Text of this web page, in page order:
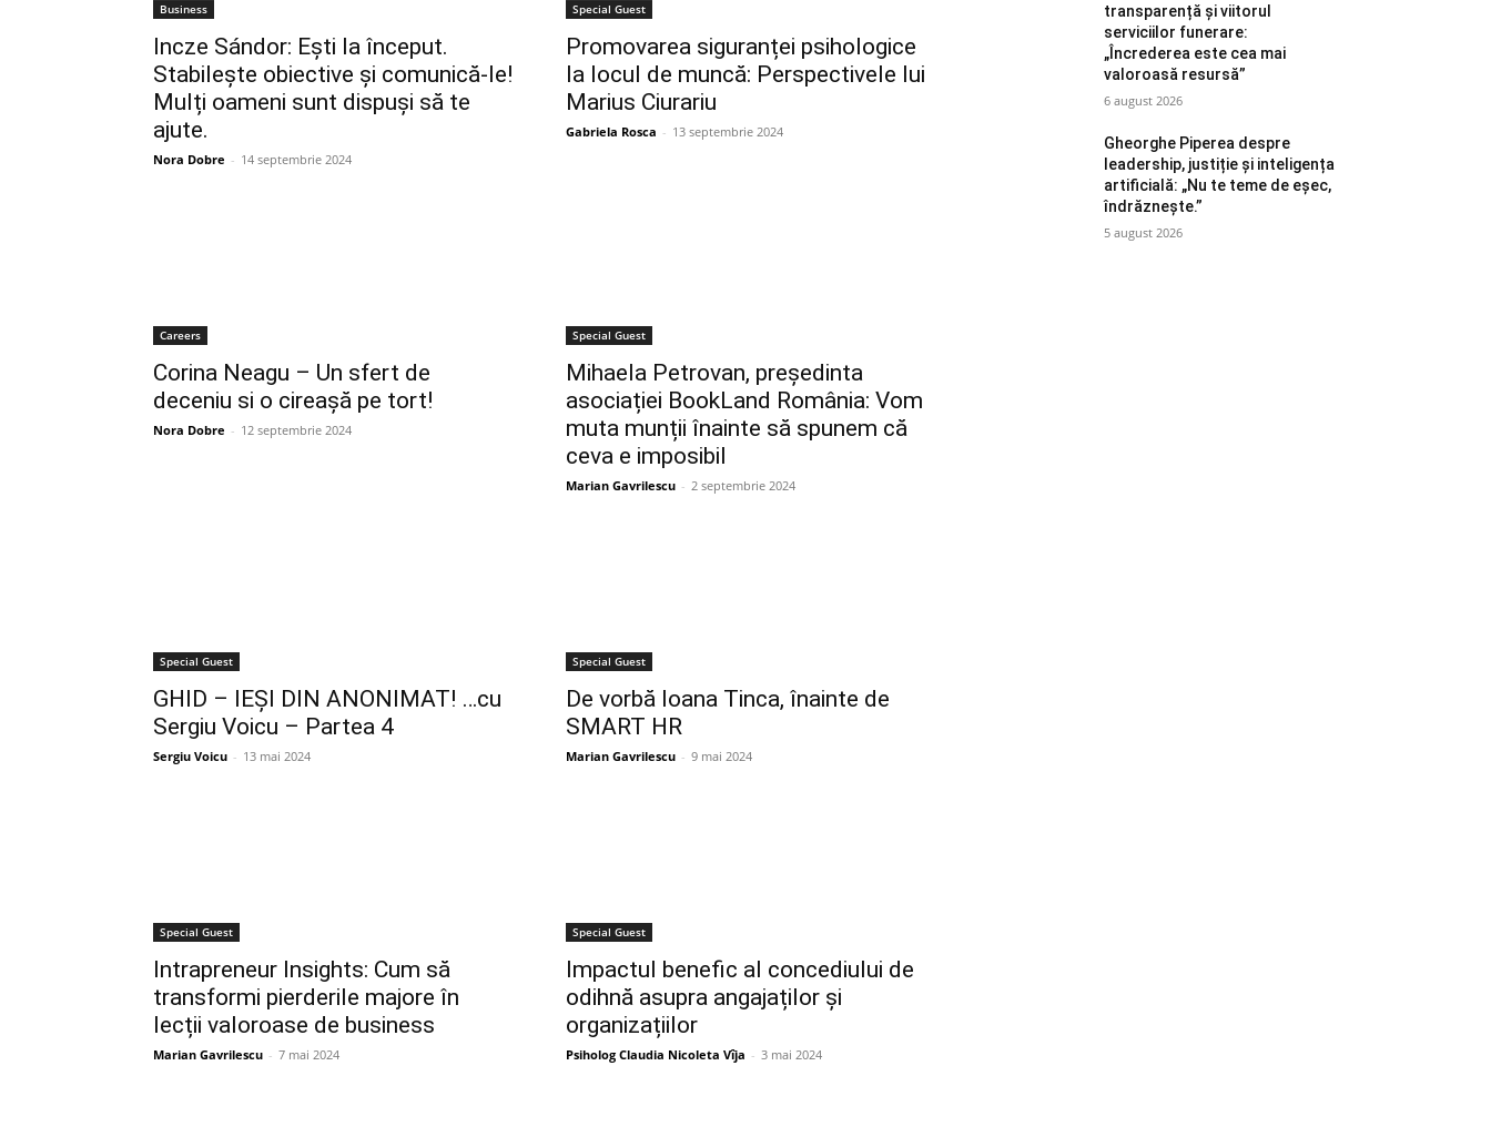
Business
Incze Sándor: Ești la început.
Stabilește obiective și comunică-le!
Mulți oameni sunt dispuși să te
ajute.
Nora Dobre - 14 septembrie 2024
Special Guest
Promovarea siguranței psihologice
la locul de muncă: Perspectivele lui
Marius Ciurariu
Gabriela Rosca - 13 septembrie 2024
Careers
Corina Neagu – Un sfert de
deceniu si o cireașă pe tort!
Nora Dobre - 12 septembrie 2024
Special Guest
Mihaela Petrovan, președinta
asociației BookLand România: Vom
muta munții înainte să spunem că
ceva e imposibil
Marian Gavrilescu - 2 septembrie 2024
Special Guest
GHID – IEȘI DIN ANONIMAT! …cu
Sergiu Voicu – Partea 4
Sergiu Voicu - 13 mai 2024
Special Guest
De vorbă Ioana Tinca, înainte de
SMART HR
Marian Gavrilescu - 9 mai 2024
Special Guest
Intrapreneur Insights: Cum să
transformi pierderile majore în
lecții valoroase de business
Marian Gavrilescu - 7 mai 2024
Special Guest
Impactul benefic al concediului de
odihnă asupra angajaților și
organizațiilor
Psiholog Claudia Nicoleta Vîja - 3 mai 2024
transparență și viitorul
serviciilor funerare:
„Încrederea este cea mai
valoroasă resursă”
6 august 2026
Gheorghe Piperea despre
leadership, justiție și inteligența
artificială: „Nu te teme de eșec,
îndrăznește.”
5 august 2026